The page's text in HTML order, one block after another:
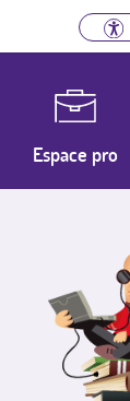
Espace pro